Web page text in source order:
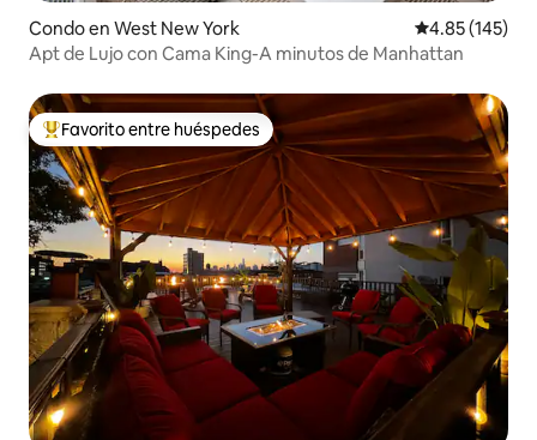
Condo en West New York Calificación
4.85 (145)
Apt de Lujo con Cama King-A minutos de Manhattan
Favorito entre huéspedes preferido
Favorito entre huéspedes